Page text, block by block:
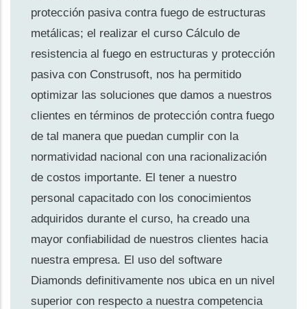
protección pasiva contra fuego de estructuras
metálicas; el realizar el curso Cálculo de
resistencia al fuego en estructuras y protección
pasiva con Construsoft, nos ha permitido
optimizar las soluciones que damos a nuestros
clientes en términos de protección contra fuego
de tal manera que puedan cumplir con la
normatividad nacional con una racionalización
de costos importante. El tener a nuestro
personal capacitado con los conocimientos
adquiridos durante el curso, ha creado una
mayor confiabilidad de nuestros clientes hacia
nuestra empresa. El uso del software
Diamonds definitivamente nos ubica en un nivel
superior con respecto a nuestra competencia